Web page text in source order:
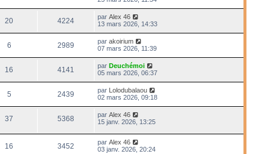
20 4224 parAlex 46
13 mars 2026, 14:33
6 2989 parakoirium
07 mars 2026, 11:39
16 4141 parDeuchémoi
05 mars 2026, 06:37
5 2439 par Lolodubalaou
02 mars 2026, 09:18
37 5368 parAlex 46
15 janv. 2026, 13:25
16 3452 parAlex 46
03 janv. 2026, 20:24